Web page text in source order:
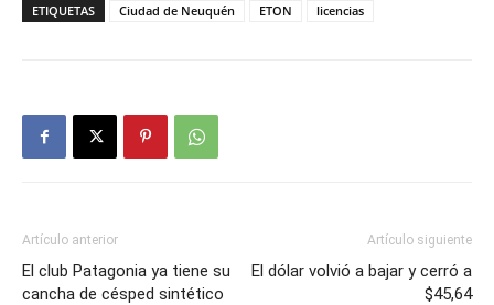
ETIQUETAS Ciudad de Neuquén ETON licencias
Artículo anterior
El club Patagonia ya tiene su
cancha de césped sintético
Artículo siguiente
El dólar volvió a bajar y cerró a
$45,64